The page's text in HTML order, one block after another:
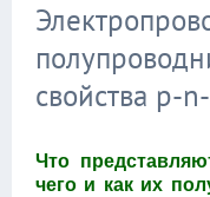
свойства p-
Что
чего и как их